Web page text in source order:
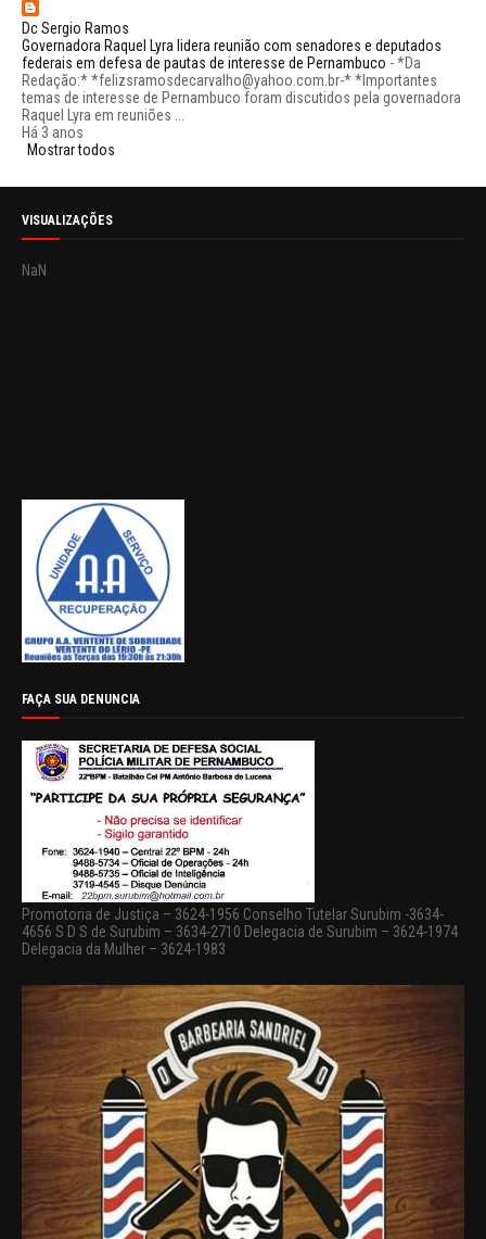
Dc Sergio Ramos
Governadora Raquel Lyra lidera reunião com senadores e deputados
federais em defesa de pautas de interesse de Pernambuco -*Da
Redação:* *felizsramosdecarvalho@yahoo.com.br-* *Importantes
temas de interesse de Pernambuco foram discutidos pela governadora
Raquel Lyra em reuniões ...
Há 3 anos
Mostrar todos
VISUALIZAÇÕES
NaN
FAÇA SUA DENUNCIA
Promotoria de Justiça – 3624-1956 Conselho Tutelar Surubim -3634-
4656 S D S de Surubim – 3634-2710 Delegacia de Surubim – 3624-1974
Delegacia da Mulher – 3624-1983